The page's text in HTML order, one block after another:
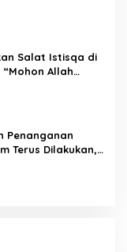
Salat Istisqa di
Allah
Penanganan
Terus Dilakukan,